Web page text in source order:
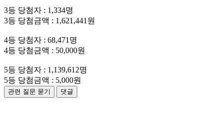
3등 당첨자 : 1,334명
3등 당첨금액 : 1,621,441원
4등 당첨자 : 68,471명
4등 당첨금액 : 50,000원
5등 당첨자 : 1,139,612명
5등 당첨금액 : 5,000원